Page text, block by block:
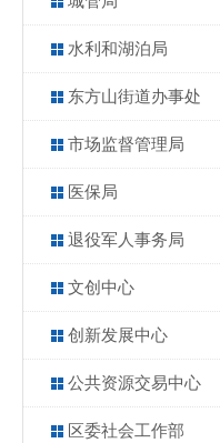
水利和湖泊局
东方山街道办事处
市场监督管理局
医保局
退役军人事务局
文创中心
创新发展中心
公共资源交易中心
区委社会工作部